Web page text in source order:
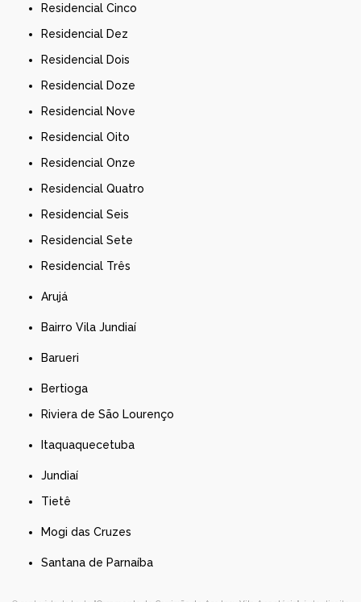
Residencial Cinco
Residencial Dez
Residencial Dois
Residencial Doze
Residencial Nove
Residencial Oito
Residencial Onze
Residencial Quatro
Residencial Seis
Residencial Sete
Residencial Três
Arujá
Bairro Vila Jundiaí
Barueri
Bertioga
Riviera de São Lourenço
Itaquaquecetuba
Jundiaí
Tietê
Mogi das Cruzes
Santana de Parnaíba